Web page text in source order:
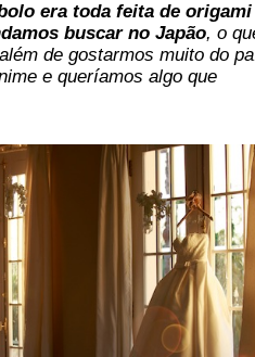
era toda feita de
buscar no Japão, o
de gostarmos muito do
e queríamos algo que